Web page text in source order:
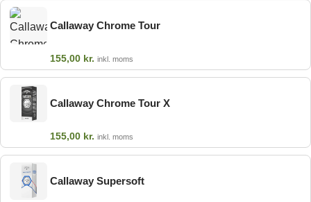
Callaway Chrome Tour
155,00 kr. inkl. moms
Callaway Chrome Tour X
155,00 kr. inkl. moms
Callaway Supersoft